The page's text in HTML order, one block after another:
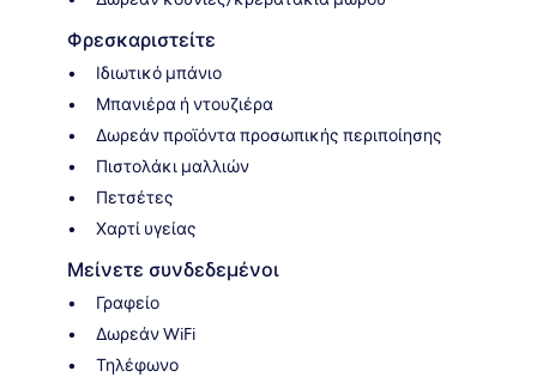
Φρεσκαριστείτε
Ιδιωτικό μπάνιο
Μπανιέρα ή ντουζιέρα
Δωρεάν προϊόντα προσωπικής περιποίησης
Πιστολάκι μαλλιών
Πετσέτες
Χαρτί υγείας
Μείνετε συνδεδεμένοι
Γραφείο
Δωρεάν WiFi
Τηλέφωνο